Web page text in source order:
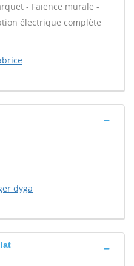
- Faïence murale -
électrique complète
dyga